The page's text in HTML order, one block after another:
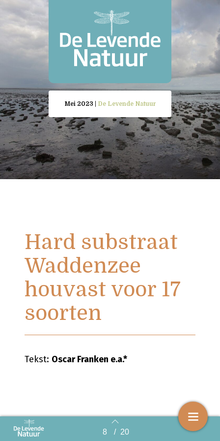
Back to index 8 / 20
Mei 2023 | De Levende Natuur
Hard substraat
Waddenzee
houvast voor 17
soorten
Tekst: Oscar Franken e.a.*